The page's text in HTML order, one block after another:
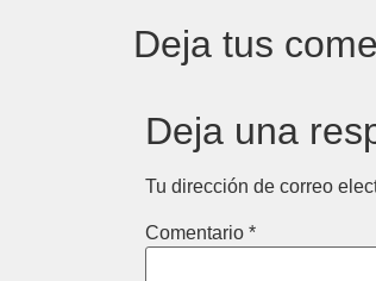
Deja tus
Deja una
Tu dirección de correo
Comentario *